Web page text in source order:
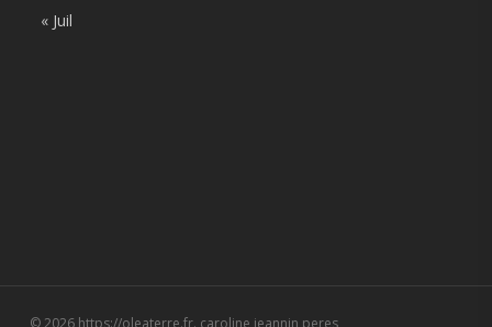
« Juil
© 2026 https://oleaterre.fr. caroline jeannin peres